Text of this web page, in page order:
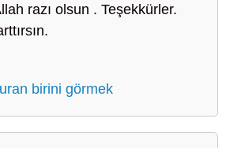
razı olsun . Teşekkürler.
birini görmek